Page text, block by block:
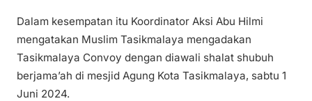
Dalam kesempatan itu Koordinator Aksi Abu Hilmi
mengatakan Muslim Tasikmalaya mengadakan
Tasikmalaya Convoy dengan diawali shalat shubuh
berjama’ah di mesjid Agung Kota Tasikmalaya, sabtu 1
Juni 2024.